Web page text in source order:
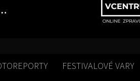
FESTIVALOVÉ VARY